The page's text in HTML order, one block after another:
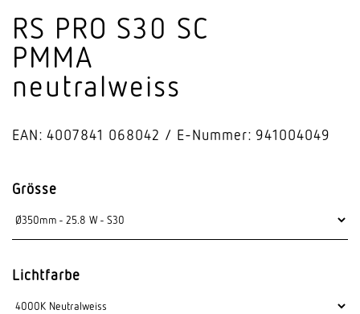
RS PRO S30 SC
PMMA
neutralweiss
EAN: 4007841 068042 E-Nummer: 941004049
Grösse
Lichtfarbe